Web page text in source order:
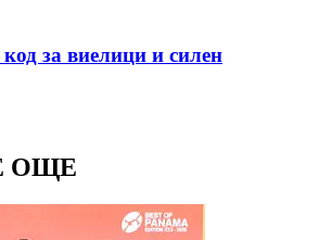
за виелици и силен
ОЩЕ